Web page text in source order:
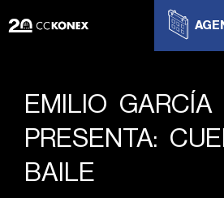
EMILIO GARCÍA
PRESENTA:
BAILE